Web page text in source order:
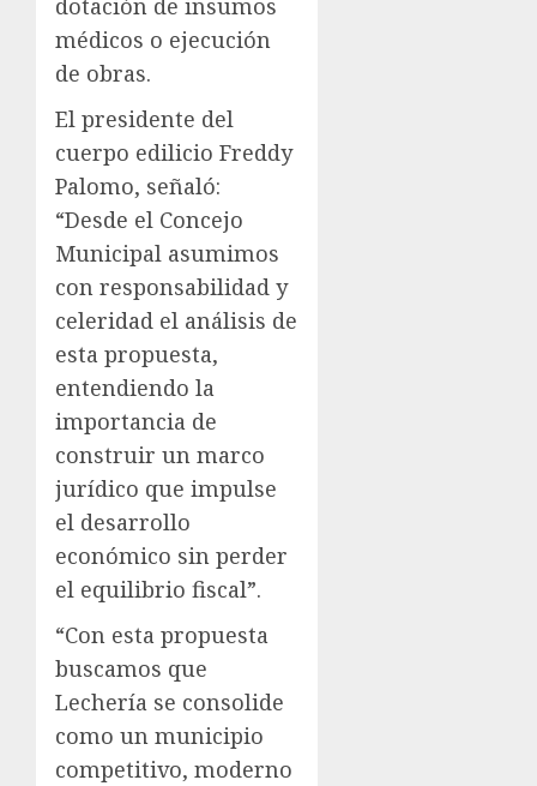
dotación de insumos
médicos o ejecución
de obras.
El presidente del
cuerpo edilicio Freddy
Palomo, señaló:
“Desde el Concejo
Municipal asumimos
con responsabilidad y
celeridad el análisis de
esta propuesta,
entendiendo la
importancia de
construir un marco
jurídico que impulse
el desarrollo
económico sin perder
el equilibrio fiscal”.
“Con esta propuesta
buscamos que
Lechería se consolide
como un municipio
competitivo, moderno